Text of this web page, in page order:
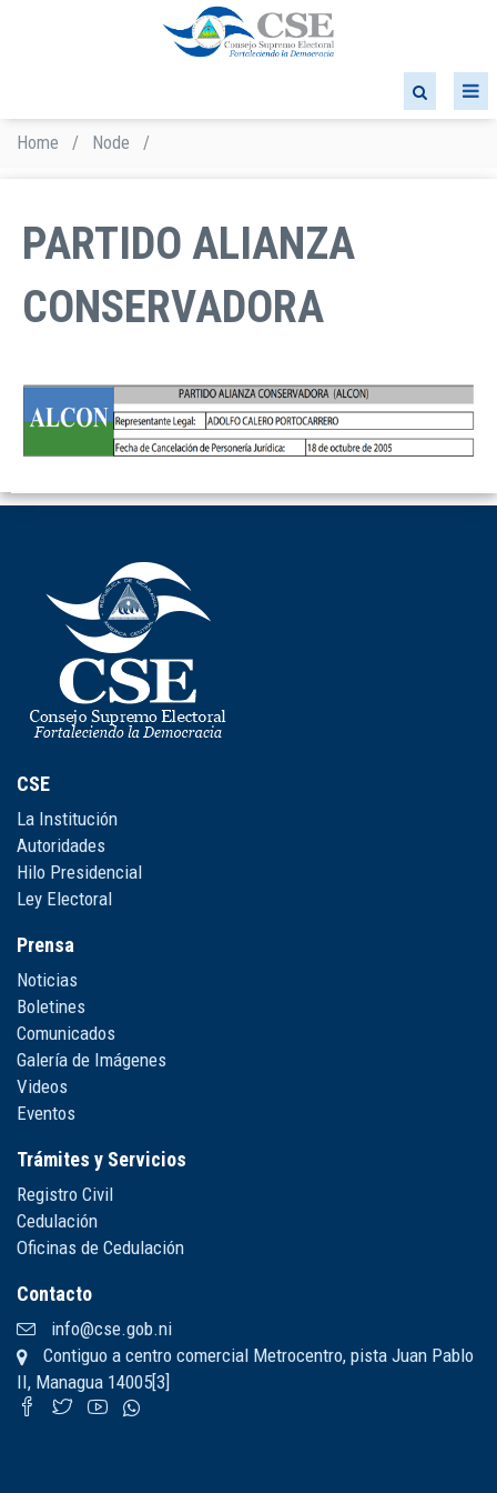
Breadcrumb
Home / Node /
PARTIDO ALIANZA
CONSERVADORA
CSE
La Institución
Autoridades
Hilo Presidencial
Ley Electoral
Prensa
Noticias
Boletines
Comunicados
Galería de Imágenes
Videos
Eventos
Trámites y Servicios
Registro Civil
Cedulación
Oficinas de Cedulación
Contacto
info@cse.gob.ni
Contiguo a centro comercial Metrocentro, pista Juan Pablo
II, Managua 14005[3]